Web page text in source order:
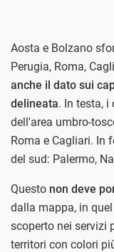
Aosta e Bolzano
Perugia, Roma,
anche il dato sui
delineata. In testa, i
dell'area umbro-
Roma e Cagliari. In
del sud: Palermo,
Questo non deve
dalla mappa, in
scoperto nei servizi
territori con colori